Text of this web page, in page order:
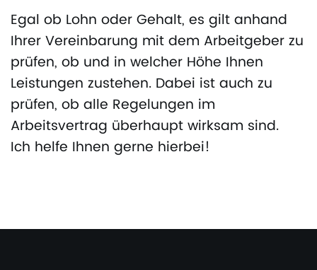
Egal ob Lohn oder Gehalt, es gilt anhand
Ihrer Vereinbarung mit dem Arbeitgeber zu
prüfen, ob und in welcher Höhe Ihnen
Leistungen zustehen. Dabei ist auch zu
prüfen, ob alle Regelungen im
Arbeitsvertrag überhaupt wirksam sind.
Ich helfe Ihnen gerne hierbei!